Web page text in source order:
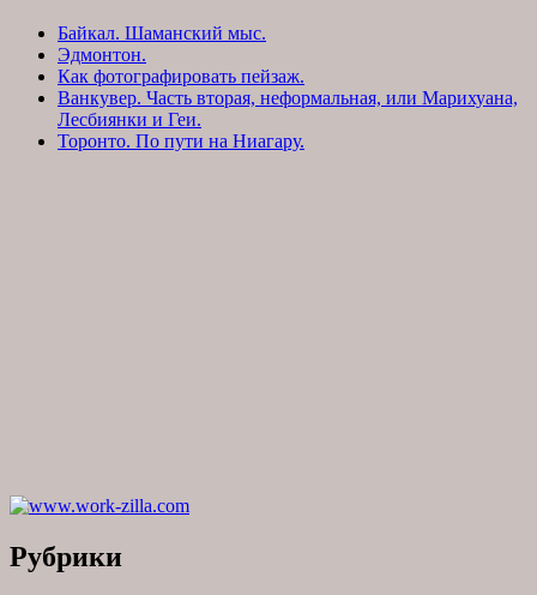
Байкал. Шаманский мыс.
Эдмонтон.
Как фотографировать пейзаж.
Ванкувер. Часть вторая, неформальная, или Марихуана,
Лесбиянки и Геи.
Торонто. По пути на Ниагару.
Рубрики